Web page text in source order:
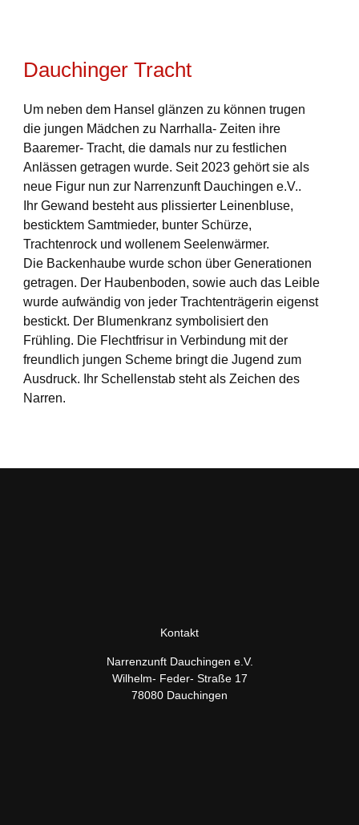
Dauchinger Tracht
Um neben dem Hansel glänzen zu können trugen
die jungen Mädchen zu Narrhalla- Zeiten ihre
Baaremer- Tracht, die damals nur zu festlichen
Anlässen getragen wurde. Seit 2023 gehört sie als
neue Figur nun zur Narrenzunft Dauchingen e.V..
Ihr Gewand besteht aus plissierter Leinenbluse,
besticktem Samtmieder, bunter Schürze,
Trachtenrock und wollenem Seelenwärmer.
Die Backenhaube wurde schon über Generationen
getragen. Der Haubenboden, sowie auch das Leible
wurde aufwändig von jeder Trachtenträgerin eigenst
bestickt. Der Blumenkranz symbolisiert den
Frühling. Die Flechtfrisur in Verbindung mit der
freundlich jungen Scheme bringt die Jugend zum
Ausdruck. Ihr Schellenstab steht als Zeichen des
Narren.
Kontakt
Narrenzunft Dauchingen e.V.
Wilhelm- Feder- Straße 17
78080 Dauchingen